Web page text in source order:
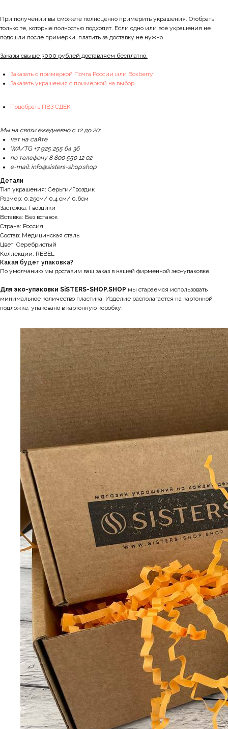
При получении вы сможете полноценно примерить украшения. Отобрать
только те, которые полностью подходят. Если одно или все украшения не
подошли после примерки, платить за доставку не нужно.
Заказы свыше 3000 рублей доставляем бесплатно.
Заказать с примеркой Почта России или Boxberry
Заказать украшения с примеркой на выбор
Подобрать ПВЗ СДЕК
Мы на связи ежедневно с 12 до 20:
чат на сайте
WA/TG +7 925 255 64 36
по телефону 8 800 550 12 02
e-mail: info@sisters-shop.shop
Детали
Тип украшения: Серьги/Гвоздик
Размер: 0,25см/ 0,4 см/ 0,6см
Застежка: Гвоздики
Вставка: Без вставок
Страна: Россия
Состав: Медицинская сталь
Цвет: Серебристый
Коллекции: REBEL
Какая будет упаковка?
По умолчанию мы доставим ваш заказ в нашей фирменной эко-упаковке.
Для эко-упаковки SiSTERS-SHOP.SHOP мы стараемся использовать
минимальное количество пластика. Изделие располагается на картонной
подложке, упаковано в картонную коробку: